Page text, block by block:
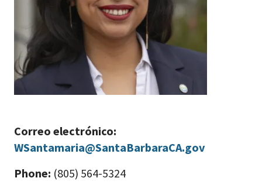
Correo electrónico:
WSantamaria@SantaBarbaraCA.gov
Phone: (805) 564-5324